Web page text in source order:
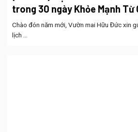
trong 30 ngày Khỏe Mạnh Từ
Chào đón năm mới, Vườn mai Hữu Đức xin
lịch ...